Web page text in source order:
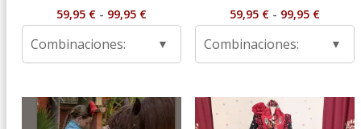
59,95 € - 99,95 €Rango
59,95 €
Combinaciones:
59,95 € - 99,95 €Rango
59,95 €
hasta
Combinaciones: